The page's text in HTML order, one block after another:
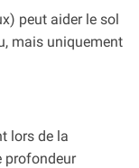
peut aider le sol
mais uniquement
lors de la
profondeur